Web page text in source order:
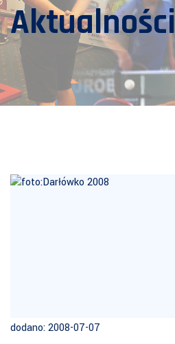
Aktualności
dodano: 2008-07-07